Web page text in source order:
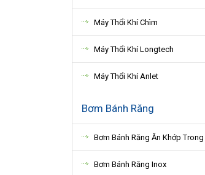
Máy Thổi Khí Chìm
Máy Thổi Khí Longtech
Máy Thổi Khí Anlet
Bơm Bánh Răng
Bơm Bánh Răng Ăn Khớp Trong
Bơm Bánh Răng Inox